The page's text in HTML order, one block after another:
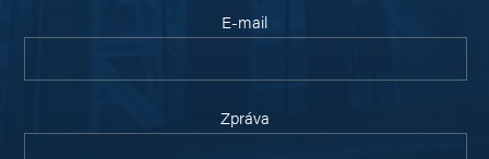
E-mail
Zpráva